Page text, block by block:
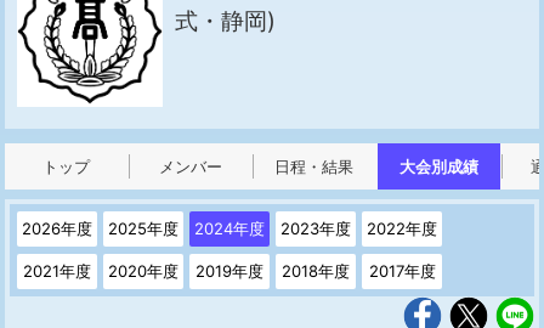
式・静岡)
トップ メンバー 日程・結果 大会別成績
2026年度 2025年度 2024年度 2023年度 2022年度
2021年度 2020年度 2019年度 2018年度 2017年度